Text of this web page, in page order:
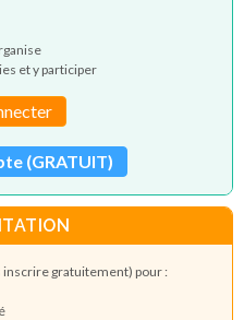
et y participer
(GRATUIT)
gratuitement) pour :